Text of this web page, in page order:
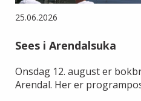
25.06.2026
Sees i Arendalsuka
Onsdag 12. august er
Arendal. Her er